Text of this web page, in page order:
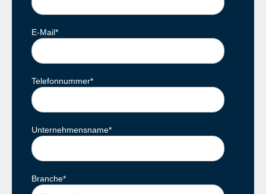
E-Mail*
Telefonnummer*
Unternehmensname*
Branche*